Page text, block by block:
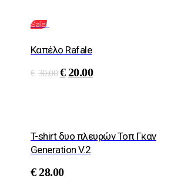
Sale!
Καπέλο Rafale
€ 30.00 € 20.00
T-shirt δυο πλευρών Τοπ Γκαν
Generation V.2
€ 28.00